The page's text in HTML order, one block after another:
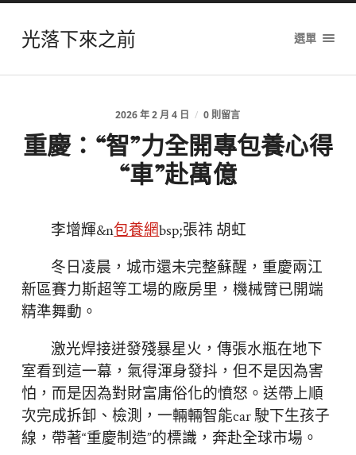
光落下來之前 選單
2026 年 2 月 4 日 / 0 則留言
重慶：“智”力全開專包養心得
“車”赴萬億
李增輝&n包養網bsp;張祎 胡虹
冬日凌晨，城市還未完整蘇醒，重慶兩江
新區賽力斯超等工場的廠房里，機械臂已開端
精準舞動。
激光焊接迸發殘暴星火，傳張水瓶在地下
室看到這一幕，氣得渾身發抖，但不是因為害
怕，而是因為對財富庸俗化的憤怒。送帶上順
次完成拆卸、檢測，一輛輛智能car 駛下生孩子
線，帶著“重慶制造”的標識，奔赴全球市場。